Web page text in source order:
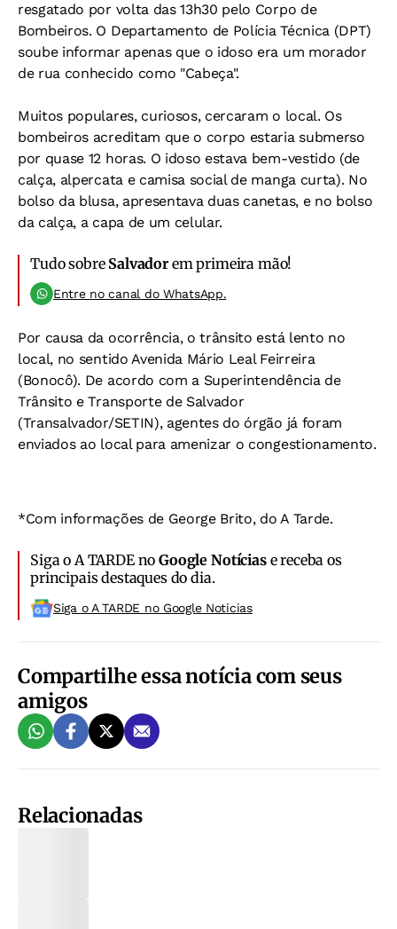
resgatado por volta das 13h30 pelo Corpo de
Bombeiros. O Departamento de Polícia Técnica (DPT)
soube informar apenas que o idoso era um morador
de rua conhecido como "Cabeça".
Muitos populares, curiosos, cercaram o local. Os
bombeiros acreditam que o corpo estaria submerso
por quase 12 horas. O idoso estava bem-vestido (de
calça, alpercata e camisa social de manga curta). No
bolso da blusa, apresentava duas canetas, e no bolso
da calça, a capa de um celular.
Tudo sobre Salvadorem primeira mão!
Entre no canal do WhatsApp.
Por causa da ocorrência, o trânsito está lento no
local, no sentido Avenida Mário Leal Feirreira
(Bonocô). De acordo com a Superintendência de
Trânsito e Transporte de Salvador
(Transalvador/SETIN), agentes do órgão já foram
enviados ao local para amenizar o congestionamento.
*Com informações de George Brito, do A Tarde.
Siga o A TARDE noGoogle Notíciase receba os
principais destaques do dia.
Siga o A TARDE no Google Noticias
Compartilhe essa notícia com seus
amigos
Relacionadas